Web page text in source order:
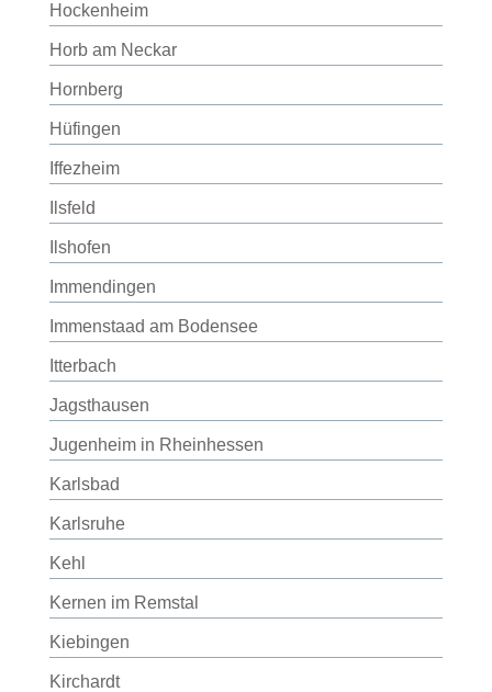
Hockenheim
Horb am Neckar
Hornberg
Hüfingen
Iffezheim
Ilsfeld
Ilshofen
Immendingen
Immenstaad am Bodensee
Itterbach
Jagsthausen
Jugenheim in Rheinhessen
Karlsbad
Karlsruhe
Kehl
Kernen im Remstal
Kiebingen
Kirchardt